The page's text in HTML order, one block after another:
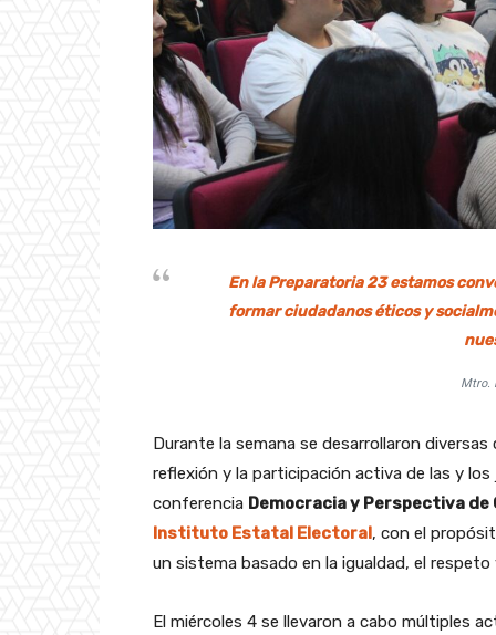
En la Preparatoria 23 estamos
formar ciudadanos éticos y
Mtro.
Durante la semana se desarrollaron
reflexión y la participación activa de las y
conferencia Democracia y Perspectiva de
Instituto Estatal Electoral, con el
un sistema basado en la igualdad, el respeto
El miércoles 4 se llevaron a cabo múltiples